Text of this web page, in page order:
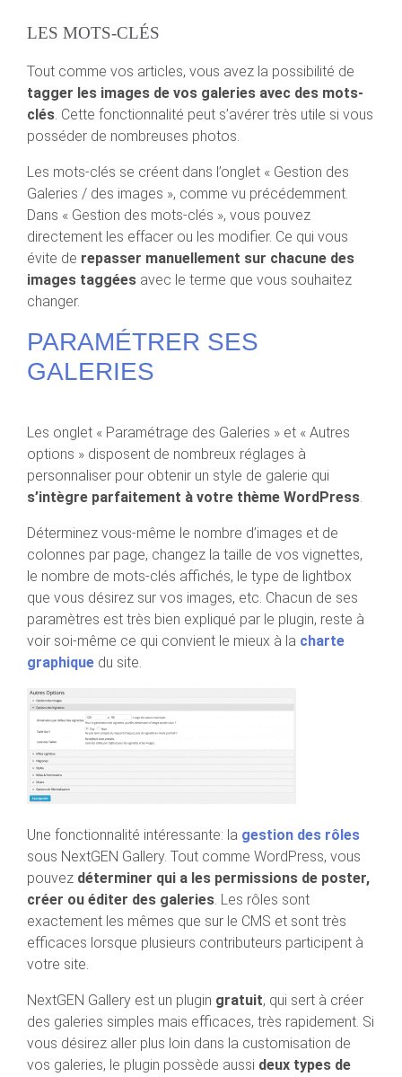
LES MOTS-CLÉS
Tout comme vos articles, vous avez la possibilité de
tagger les images de vos galeries avec des mots-
clés. Cette fonctionnalité peut s’avérer très utile si vous
posséder de nombreuses photos.
Les mots-clés se créent dans l’onglet « Gestion des
Galeries / des images », comme vu précédemment.
Dans « Gestion des mots-clés », vous pouvez
directement les effacer ou les modifier. Ce qui vous
évite de repasser manuellement sur chacune des
images taggées avec le terme que vous souhaitez
changer.
PARAMÉTRER SES
GALERIES
Les onglet « Paramétrage des Galeries » et « Autres
options » disposent de nombreux réglages à
personnaliser pour obtenir un style de galerie qui
s’intègre parfaitement à votre thème WordPress.
Déterminez vous-même le nombre d’images et de
colonnes par page, changez la taille de vos vignettes,
le nombre de mots-clés affichés, le type de lightbox
que vous désirez sur vos images, etc. Chacun de ses
paramètres est très bien expliqué par le plugin, reste à
voir soi-même ce qui convient le mieux à la charte
graphique du site.
Une fonctionnalité intéressante: la gestion des rôles
sous NextGEN Gallery. Tout comme WordPress, vous
pouvez déterminer qui a les permissions de poster,
créer ou éditer des galeries. Les rôles sont
exactement les mêmes que sur le CMS et sont très
efficaces lorsque plusieurs contributeurs participent à
votre site.
NextGEN Gallery est un plugin gratuit, qui sert à créer
des galeries simples mais efficaces, très rapidement. Si
vous désirez aller plus loin dans la customisation de
vos galeries, le plugin possède aussi deux types de